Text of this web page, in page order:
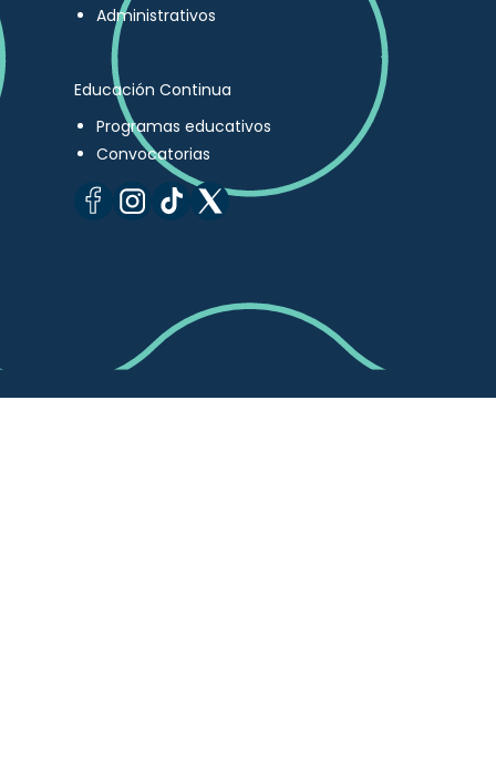
Administrativos
Educación Continua
Programas educativos
Convocatorias